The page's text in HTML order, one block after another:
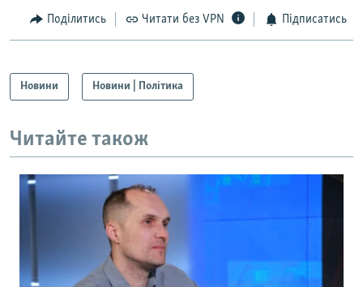
Поділитись Читати без VPN Підписатись
Новини Новини | Політика
Читайте також